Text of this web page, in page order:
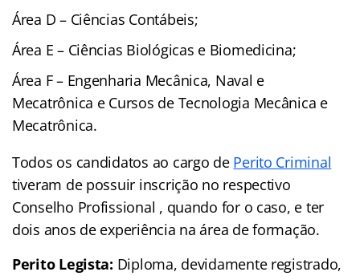
Área D – Ciências Contábeis;
Área E – Ciências Biológicas e Biomedicina;
Área F – Engenharia Mecânica, Naval e
Mecatrônica e Cursos de Tecnologia Mecânica e
Mecatrônica.
Todos os candidatos ao cargo de Perito Criminal
tiveram de possuir inscrição no respectivo
Conselho Profissional , quando for o caso, e ter
dois anos de experiência na área de formação.
Perito Legista: Diploma, devidamente registrado,